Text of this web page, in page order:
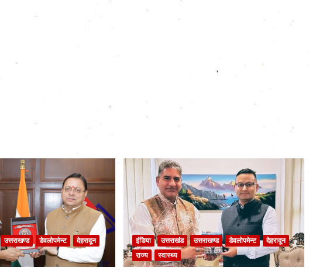
उत्तराखण्ड डेवलोपमेन्ट
देहरादून
इंडिया उत्तराखंड उत्तराखण्ड डेवलोपमेन्ट
देहरादून
राज्य
स्वास्थ्य